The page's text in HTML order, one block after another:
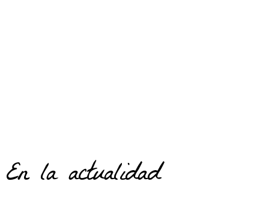
En la actualidad